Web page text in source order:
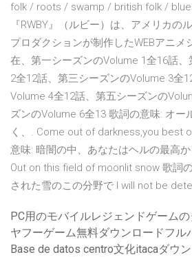
folk / roots / swamp / british folk /
『RWBY』（ルビー）は、アメリカの
プロダクションが制作したWEBアニメ
在、第一シーズンのVolume 1全16話
2全12話、第三シーズンのVolume 3全
Volume 4全12話、第五シーズンの
ズンのVolume 6全13 歌詞の意味: オー
く、. Come out of darkness,you best
意味: 暗闇の中、あなたはヘルの最高
Out on this field of moonlit snow 歌詞
された雪のこの分野で I will not be
PC用のモバイルレジェンドゲーム
ヤフーゲーム無料ダウンロードフル
Base de datos centro文化itacaダウ